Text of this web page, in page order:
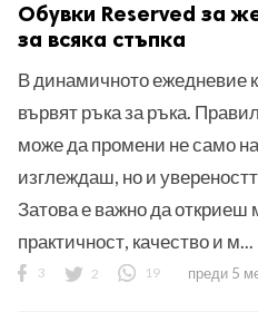
Обувки Reserved за
за всяка стъпка
В динамичното ежедневие
вървят ръка за ръка.
може да промени не само
изглеждаш, но и
Затова е важно да откриеш
практичност, качество и м...
3 2 19 преди 5